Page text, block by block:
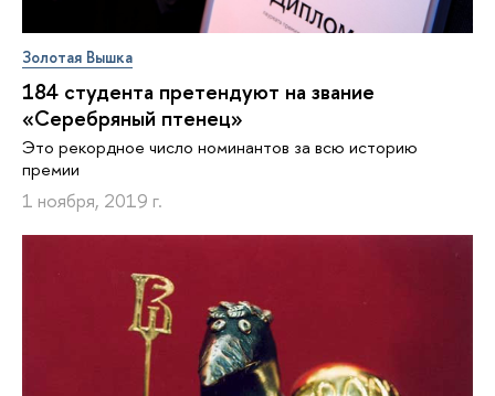
Золотая Вышка
184 студента претендуют на звание
«Серебряный птенец»
Это рекордное число номинантов за всю историю
премии
1 ноября, 2019 г.